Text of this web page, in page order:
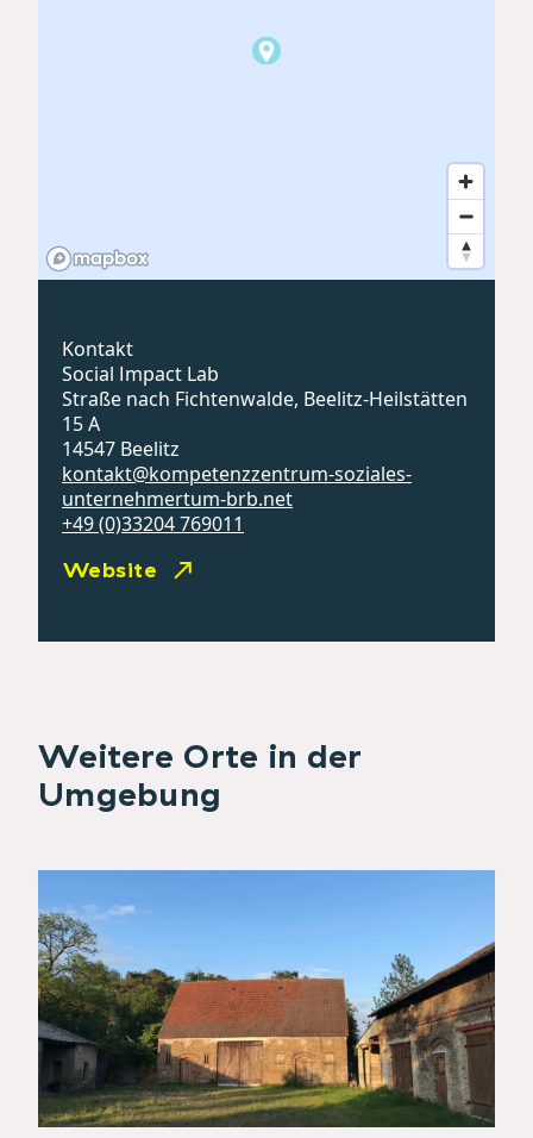
Kontakt
Social Impact Lab
Straße nach Fichtenwalde, Beelitz-Heilstätten
15 A
14547 Beelitz
kontakt@kompetenzzentrum-soziales-
unternehmertum-brb.net
+49 (0)33204 769011
Website
Weitere Orte in der
Umgebung